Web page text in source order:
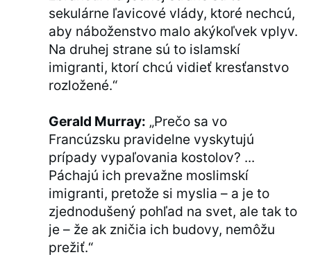
sekulárne ľavicové vlády, ktoré nechcú,
aby náboženstvo malo akýkoľvek vplyv.
Na druhej strane sú to islamskí
imigranti, ktorí chcú vidieť kresťanstvo
rozložené.“
Gerald Murray: „Prečo sa vo
Francúzsku pravidelne vyskytujú
prípady vypaľovania kostolov? ...
Páchajú ich prevažne moslimskí
imigranti, pretože si myslia – a je to
zjednodušený pohľad na svet, ale tak to
je – že ak zničia ich budovy, nemôžu
prežiť.“